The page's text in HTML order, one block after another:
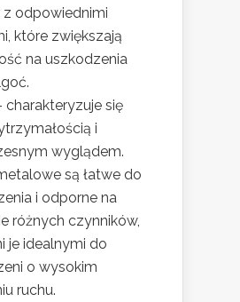
odpowiednimi
które zwiększają
na uszkodzenia
charakteryzuje się
i
wyglądem.
są łatwe do
i odporne na
różnych czynników,
je idealnymi do
o wysokim
ruchu.